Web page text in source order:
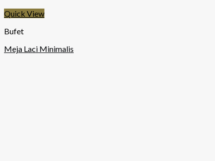
Quick View
Bufet
Meja Laci Minimalis